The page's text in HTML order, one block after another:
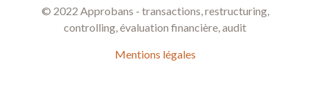
© 2022 Approbans - transactions, restructuring,
controlling, évaluation financière, audit
Mentions légales